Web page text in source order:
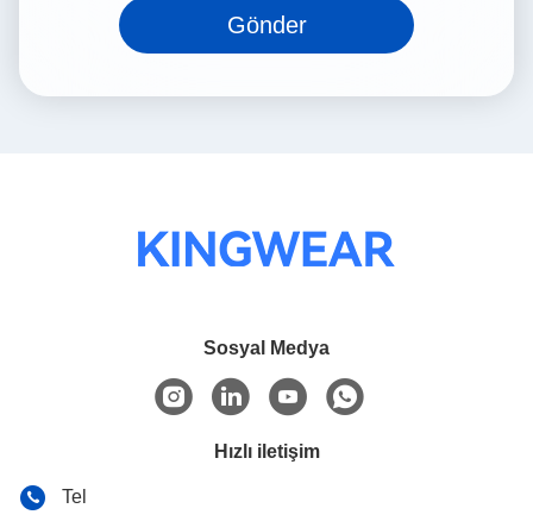
Gönder
Sosyal Medya
Hızlı iletişim
Tel